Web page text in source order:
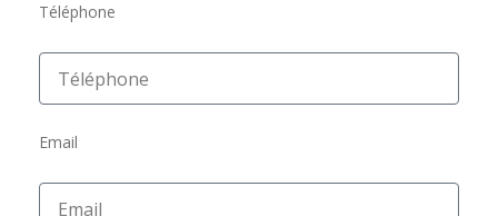
Téléphone
Email